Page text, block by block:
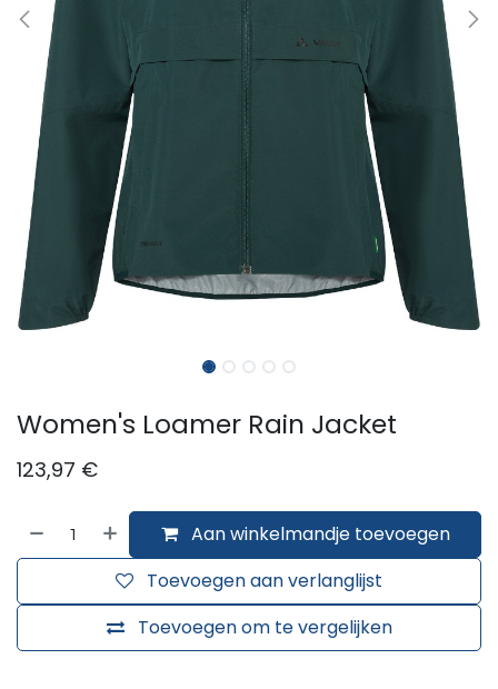
Women's Loamer Rain Jacket
123,97 €
Aan winkelmandje toevoegen
Toevoegen om te vergelijken
Toevoegen aan verlanglijst